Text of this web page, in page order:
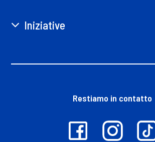
Iniziative
Restiamo in contatto